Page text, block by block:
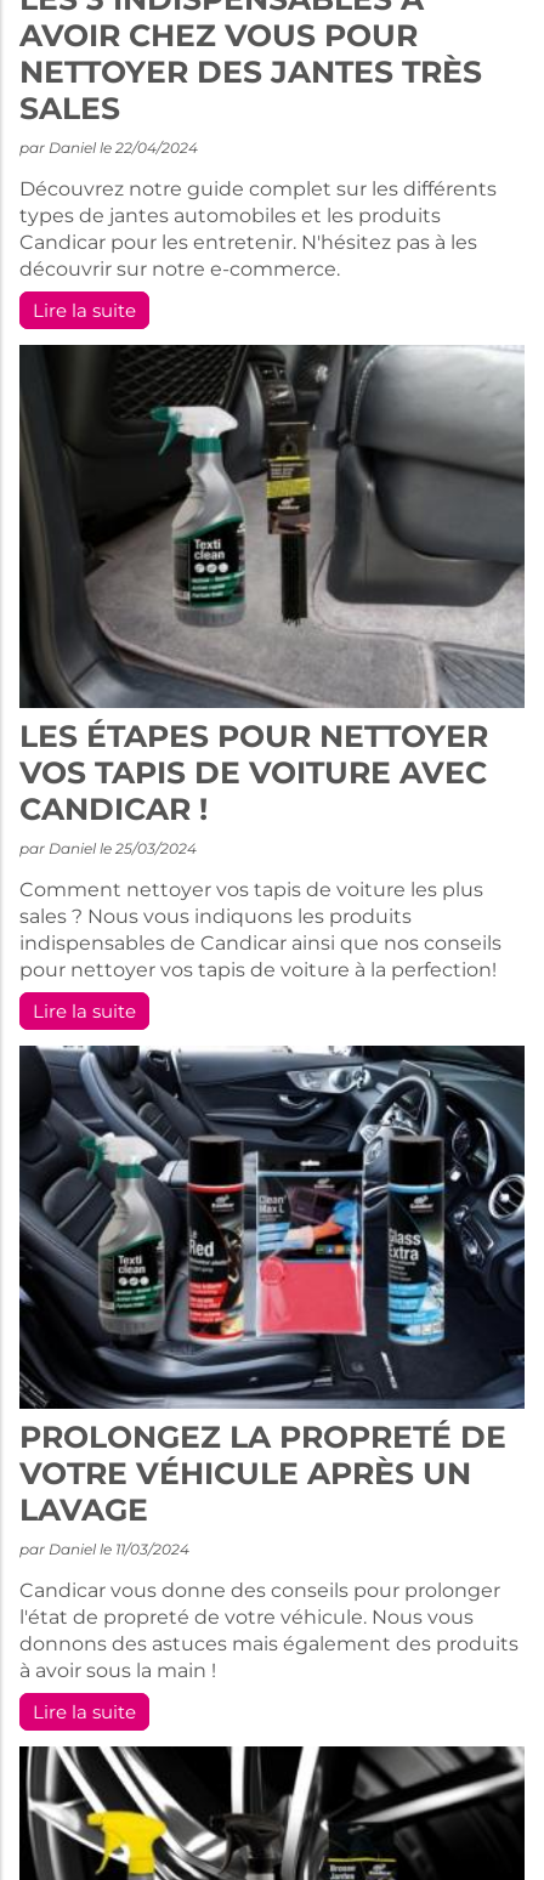
AVOIR CHEZ VOUS POUR
NETTOYER DES JANTES TRÈS
SALES
par Daniel le 22/04/2024
Découvrez notre guide complet sur les différents
types de jantes automobiles et les produits
Candicar pour les entretenir. N'hésitez pas à les
découvrir sur notre e-commerce.
Lire la suite
LES ÉTAPES POUR NETTOYER
VOS TAPIS DE VOITURE AVEC
CANDICAR !
par Daniel le 25/03/2024
Comment nettoyer vos tapis de voiture les plus
sales ? Nous vous indiquons les produits
indispensables de Candicar ainsi que nos conseils
pour nettoyer vos tapis de voiture à la perfection!
Lire la suite
PROLONGEZ LA PROPRETÉ DE
VOTRE VÉHICULE APRÈS UN
LAVAGE
par Daniel le 11/03/2024
Candicar vous donne des conseils pour prolonger
l'état de propreté de votre véhicule. Nous vous
donnons des astuces mais également des produits
à avoir sous la main !
Lire la suite